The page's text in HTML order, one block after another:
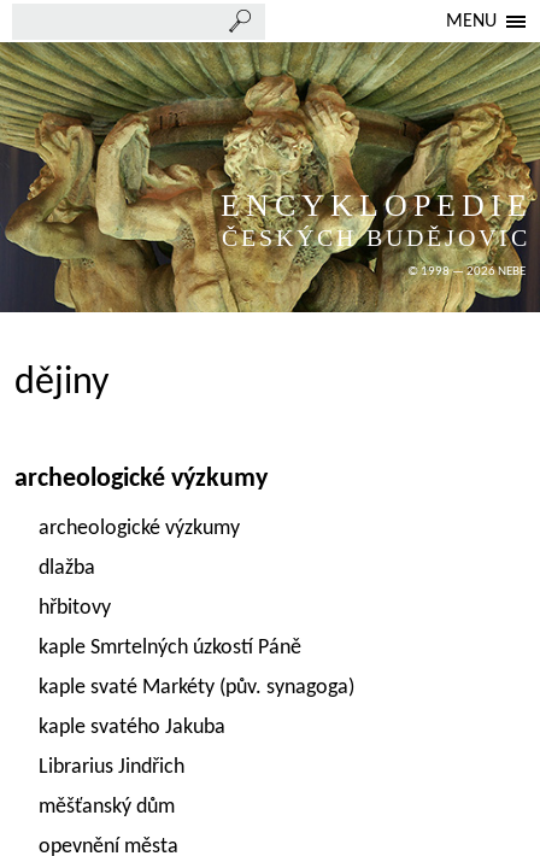
MENU
ENCYKLOPEDIE
ČESKÝCH BUDĚJOVIC
© 1998 — 2026 NEBE
dějiny
archeologické výzkumy
archeologické výzkumy
dlažba
hřbitovy
kaple Smrtelných úzkostí Páně
kaple svaté Markéty (pův. synagoga)
kaple svatého Jakuba
Librarius Jindřich
měšťanský dům
opevnění města